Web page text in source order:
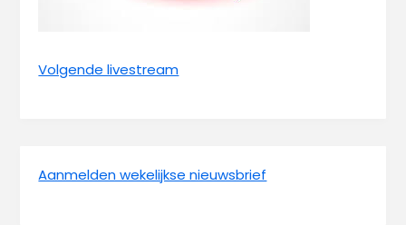
Volgende livestream
Aanmelden wekelijkse nieuwsbrief